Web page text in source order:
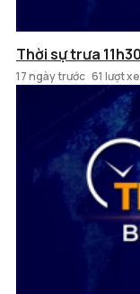
Thời sự trưa
17 ngày trước 61 lượt